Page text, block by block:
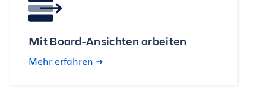
Mit Board-Ansichten arbeiten
Mehr erfahren